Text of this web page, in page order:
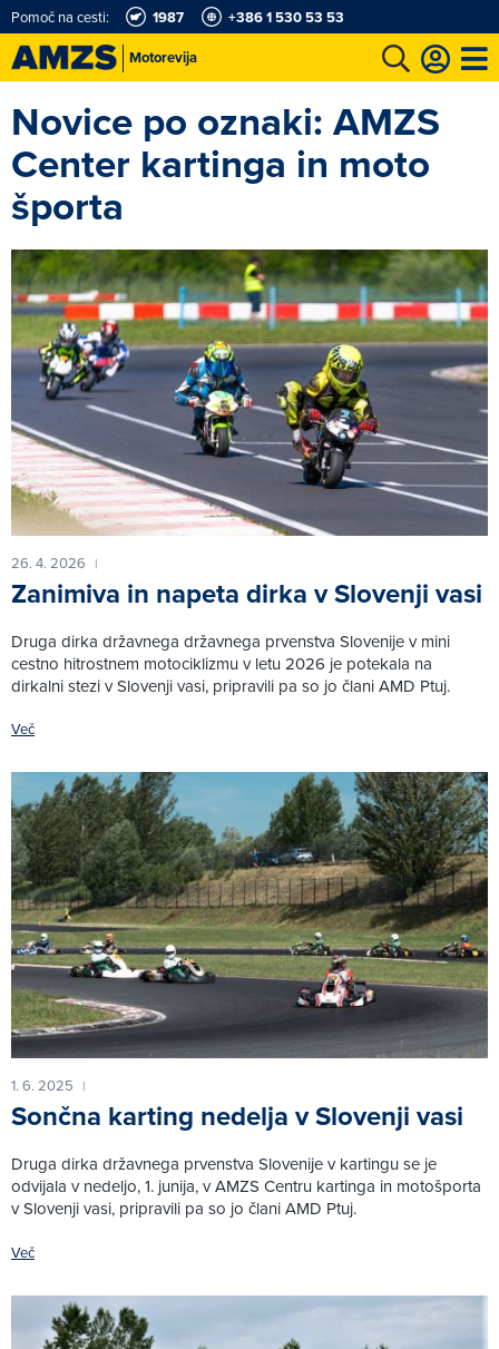
Motorevija
Pomoč na cesti: 1987 +386 1 530 53 53
Karting in motošportni center Najboljši za volanom Moj AMZS
Novice po oznaki: AMZS
Center kartinga in moto
športa
26. 4. 2026 |
Zanimiva in napeta dirka v Slovenji vasi
Druga dirka državnega državnega prvenstva Slovenije v mini
cestno hitrostnem motociklizmu v letu 2026 je potekala na
dirkalni stezi v Slovenji vasi, pripravili pa so jo člani AMD Ptuj.
Več
1. 6. 2025 |
Sončna karting nedelja v Slovenji vasi
Druga dirka državnega prvenstva Slovenije v kartingu se je
odvijala v nedeljo, 1. junija, v AMZS Centru kartinga in motošporta
v Slovenji vasi, pripravili pa so jo člani AMD Ptuj.
Več